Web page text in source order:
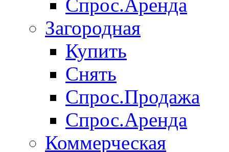
Спрос.Аренда
Загородная
Купить
Снять
Спрос.Продажа
Спрос.Аренда
Коммерческая